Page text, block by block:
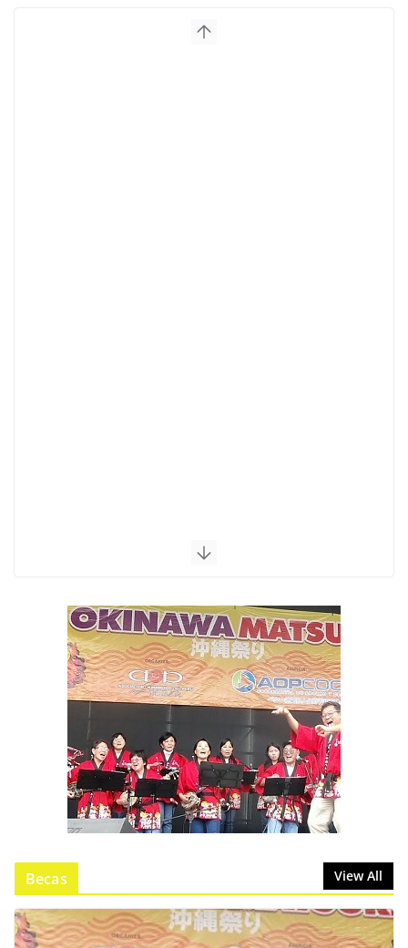
Becas View All